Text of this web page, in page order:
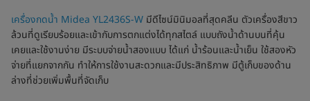
เครื่องกดน้ำ Midea YL2436S-W มีดีไซน์มินิมอลที่สุดคลีน ตัวเครื่องสีขาว
ล้วนที่ดูเรียบร้อยและเข้ากับการตกแต่งได้ทุกสไตล์ แบบถังน้ำด้านบนที่คุ้น
เคยและใช้งานง่าย มีระบบจ่ายน้ำสองแบบ ได้แก่ น้ำร้อนและน้ำเย็น ใช้สองหัว
จ่ายที่แยกจากกัน ทำให้การใช้งานสะดวกและมีประสิทธิภาพ มีตู้เก็บของด้าน
ล่างที่ช่วยเพิ่มพื้นที่จัดเก็บ